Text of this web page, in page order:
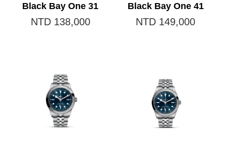
Black Bay One 31
NTD 138,000
Black Bay One 41
NTD 149,000